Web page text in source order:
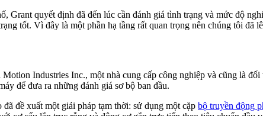
Grant quyết định đã đến lúc cần đánh giá tình trạng và mức độ
tốt. Vì đây là một phần hạ tầng rất quan trọng nên chúng tôi đã
Industries Inc., một nhà cung cấp công nghiệp và cũng là
để đưa ra những đánh giá sơ bộ ban đầu.
đề xuất một giải pháp tạm thời: sử dụng một cặp bộ truyền động